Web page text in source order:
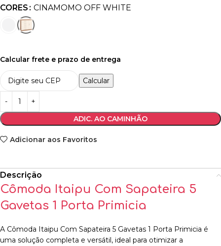
CORES CINAMOMO OFF WHITE
Calcular frete e prazo de entrega
Calcular
ADIC. AO CAMINHÃO
Adicionar aos Favoritos
Descrição
Cômoda Itaipu Com Sapateira 5
Gavetas 1 Porta Primicia
A Cômoda Itaipu Com Sapateira 5 Gavetas 1 Porta Primicia é
uma solução completa e versátil, ideal para otimizar a